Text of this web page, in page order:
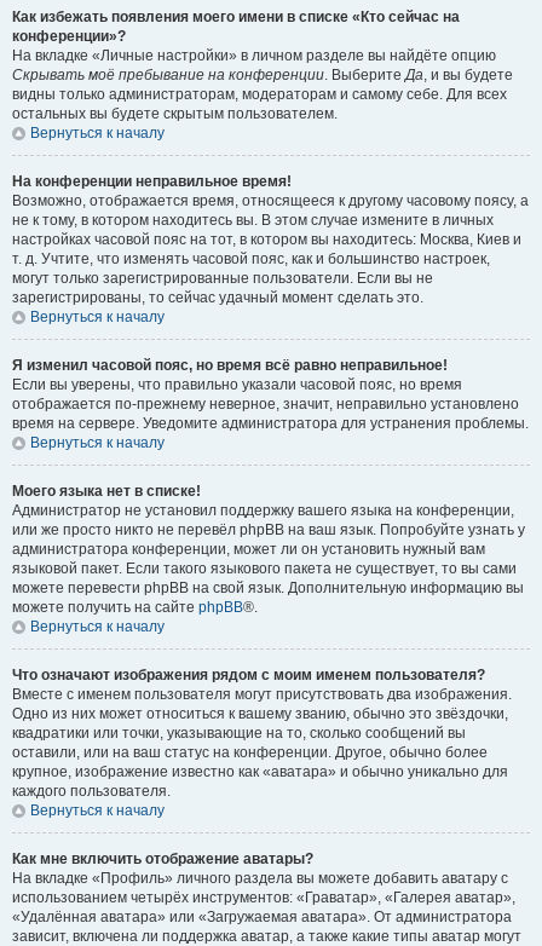
Как избежать появления моего имени в списке «Кто сейчас на
конференции»?
На вкладке «Личные настройки» в личном разделе вы найдёте опцию
Скрывать моё пребывание на конференции. ВыберитеДа, и вы будете
видны только администраторам, модераторам и самому себе. Для всех
остальных вы будете скрытым пользователем.
Вернуться к началу
На конференции неправильное время!
Возможно, отображается время, относящееся к другому часовому поясу, а
не к тому, в котором находитесь вы. В этом случае измените в личных
настройках часовой пояс на тот, в котором вы находитесь: Москва, Киев и
т. д. Учтите, что изменять часовой пояс, как и большинство настроек,
могут только зарегистрированные пользователи. Если вы не
зарегистрированы, то сейчас удачный момент сделать это.
Вернуться к началу
Я изменил часовой пояс, но время всё равно неправильное!
Если вы уверены, что правильно указали часовой пояс, но время
отображается по-прежнему неверное, значит, неправильно установлено
время на сервере. Уведомите администратора для устранения проблемы.
Вернуться к началу
Моего языка нет в списке!
Администратор не установил поддержку вашего языка на конференции,
или же просто никто не перевёл phpBB на ваш язык. Попробуйте узнать у
администратора конференции, может ли он установить нужный вам
языковой пакет. Если такого языкового пакета не существует, то вы сами
можете перевести phpBB на свой язык. Дополнительную информацию вы
можете получить на сайте phpBB®.
Вернуться к началу
Что означают изображения рядом с моим именем пользователя?
Вместе с именем пользователя могут присутствовать два изображения.
Одно из них может относиться к вашему званию, обычно это звёздочки,
квадратики или точки, указывающие на то, сколько сообщений вы
оставили, или на ваш статус на конференции. Другое, обычно более
крупное, изображение известно как «аватара» и обычно уникально для
каждого пользователя.
Вернуться к началу
Как мне включить отображение аватары?
На вкладке «Профиль» личного раздела вы можете добавить аватару с
использованием четырёх инструментов: «Граватар», «Галерея аватар»,
«Удалённая аватара» или «Загружаемая аватара». От администратора
зависит, включена ли поддержка аватар, а также какие типы аватар могут